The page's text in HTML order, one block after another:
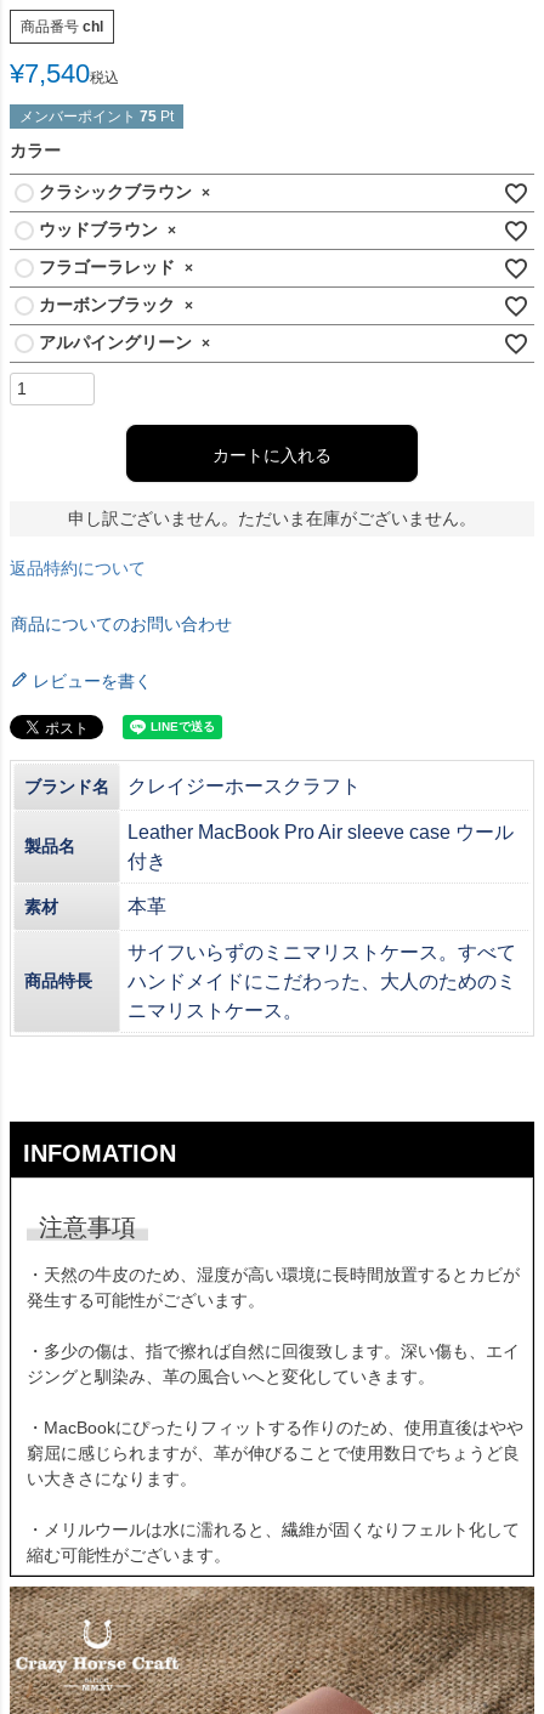
商品番号 chl
¥7,540税込
メンバーポイント 75 Pt
カラー
クラシックブラウン ×
ウッドブラウン ×
フラゴーラレッド ×
カーボンブラック ×
アルパイングリーン ×
カートに入れる
申し訳ございません。ただいま在庫がございません。
返品特約について
商品についてのお問い合わせ
レビューを書く
ブランド名 クレイジーホースクラフト
製品名
Leather MacBook Pro Air sleeve case ウール
付き
素材 本革
商品特長
サイフいらずのミニマリストケース。すべて
ハンドメイドにこだわった、大人のためのミ
ニマリストケース。
INFOMATION
注意事項
・天然の牛皮のため、湿度が高い環境に長時間放置するとカビが
発生する可能性がございます。
・多少の傷は、指で擦れば自然に回復致します。深い傷も、エイ
ジングと馴染み、革の風合いへと変化していきます。
・MacBookにぴったりフィットする作りのため、使用直後はやや
窮屈に感じられますが、革が伸びることで使用数日でちょうど良
い大きさになります。
・メリルウールは水に濡れると、繊維が固くなりフェルト化して
縮む可能性がございます。